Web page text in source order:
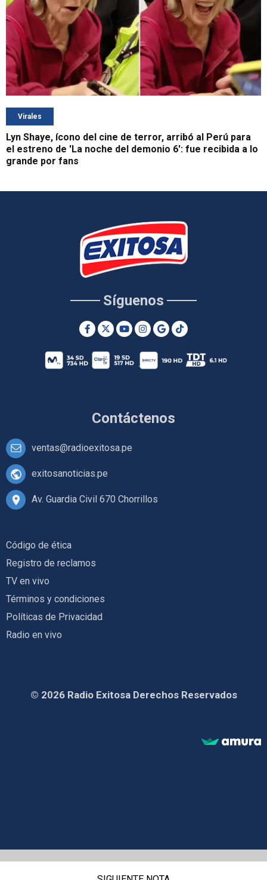
Virales
Lyn Shaye, ícono del cine de terror, arribó al Perú para
el estreno de 'La noche del demonio 6': fue recibida a lo
grande por fans
Contáctenos
ventas@radioexitosa.pe
exitosanoticias.pe
Av. Guardia Civil 670 Chorrillos
Síguenos
Código de ética
Registro de reclamos
TV en vivo
Términos y condiciones
Políticas de Privacidad
Radio en vivo
© 2026 Radio Exitosa Derechos Reservados